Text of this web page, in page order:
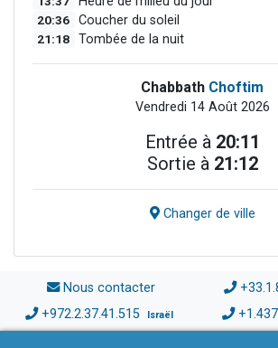
20:36 Coucher du soleil
21:18 Tombée de la nuit
Chabbath Choftim
Vendredi 14 Août 2026
Entrée à 20:11
Sortie à 21:12
Changer de ville
Nous contacter
+972.2.37.41.515 Israël